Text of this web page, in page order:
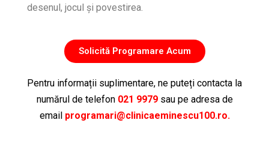
desenul, jocul și povestirea.
Solicită Programare Acum
Pentru informații suplimentare, ne puteți contacta la
numărul de telefon 021 9979sau pe adresa de
email programari@clinicaeminescu100.ro.